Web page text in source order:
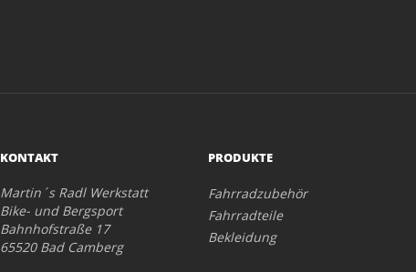
KONTAKT
Martin´s Radl Werkstatt
Bike- und Bergsport
Bahnhofstraße 17
65520 Bad Camberg
PRODUKTE
Fahrradzubehör
Fahrradteile
Bekleidung